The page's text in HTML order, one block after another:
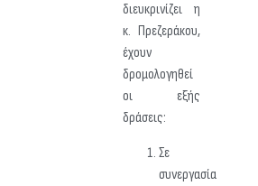
διευκρινίζει η
κ. Πρεζεράκου,
έχουν
δρομολογηθεί
οι εξής
δράσεις:
Σε
συνεργασία